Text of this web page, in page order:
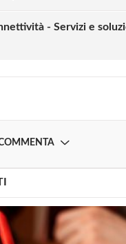
- Servizi e